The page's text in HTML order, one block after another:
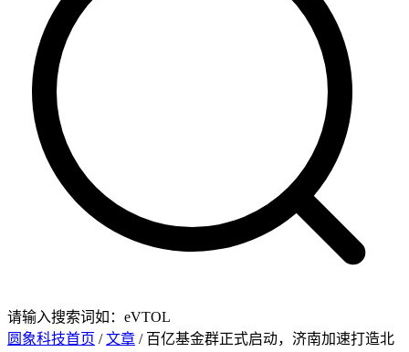
请输入搜索词如：eVTOL
圆象科技首页 /文章 / 百亿基金群正式启动，济南加速打造北